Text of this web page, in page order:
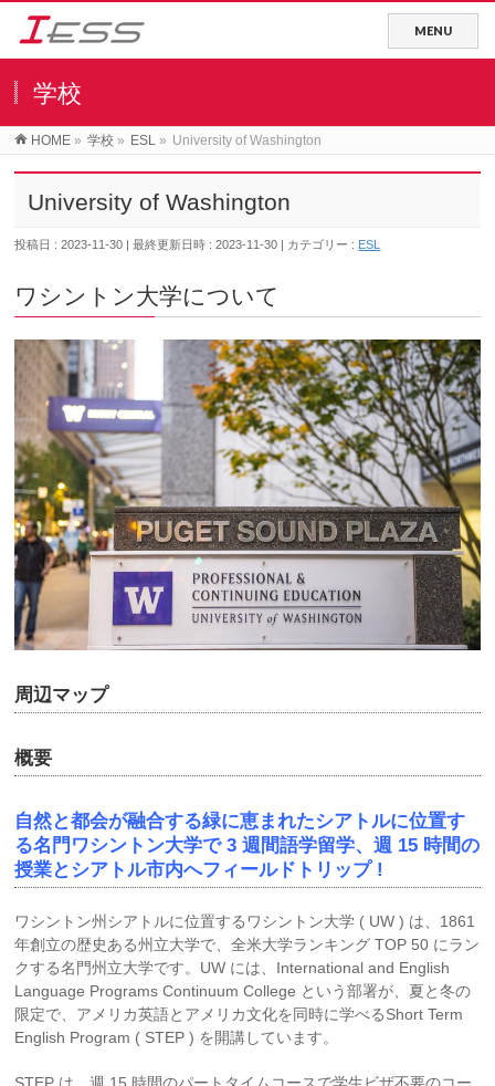
学校
HOME » 学校 » ESL » University of Washington
University of Washington
投稿日 : 2023-11-30 最終更新日時 : 2023-11-30 カテゴリー : ESL
ワシントン大学について
周辺マップ
概要
自然と都会が融合する緑に恵まれたシアトルに位置す
る名門ワシントン大学で 3 週間語学留学、週 15 時間の
授業とシアトル市内へフィールドトリップ !
ワシントン州シアトルに位置するワシントン大学 ( UW ) は、1861
年創立の歴史ある州立大学で、全米大学ランキング TOP 50 にラン
クする名門州立大学です。UW には、International and English
Language Programs Continuum College という部署が、夏と冬の
限定で、アメリカ英語とアメリカ文化を同時に学べるShort Term
English Program ( STEP ) を開講しています。